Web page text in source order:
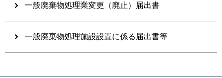
一般廃棄物処理業変更（廃止）届出書
一般廃棄物処理施設設置に係る届出書等